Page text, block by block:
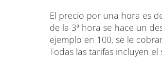
El precio por una hora es
de la 3ª hora se hace un
ejemplo en 100, se le
Todas las tarifas incluyen